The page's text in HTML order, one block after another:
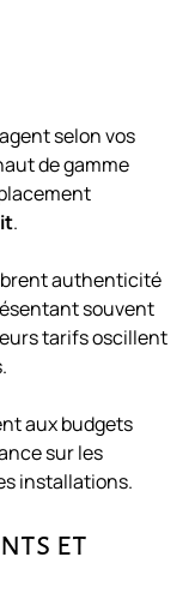
selon vos
de gamme
.
authenticité
souvent
tarifs oscillent
aux budgets
sur les
installations.
et